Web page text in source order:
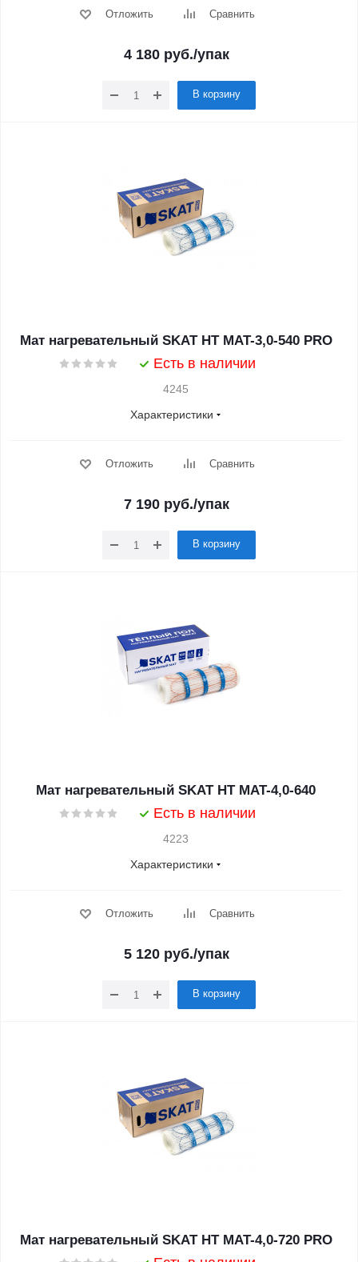
Отложить Сравнить
4 180руб./упак
В корзину
Мат нагревательный SKAT HT MAT-3,0-540 PRO
Есть в наличии
4245
Характеристики
Отложить Сравнить
7 190руб./упак
В корзину
Мат нагревательный SKAT HT MAT-4,0-640
Есть в наличии
4223
Характеристики
Отложить Сравнить
5 120руб./упак
В корзину
Мат нагревательный SKAT HT MAT-4,0-720 PRO